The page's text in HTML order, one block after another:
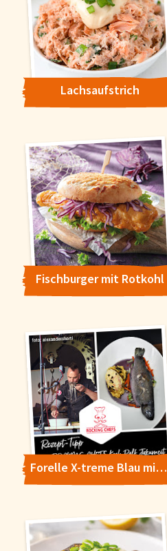
Lachsaufstrich
Fischburger mit Rotkohl
Forelle X-treme Blau mit Kartoffelstampf-Pfirsich-Melba